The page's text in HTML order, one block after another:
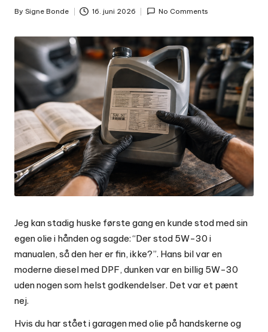
Posted
By Signe Bonde 16. juni 2026 No Comments
Jeg kan stadig huske første gang en kunde stod med sin
egen olie i hånden og sagde: “Der stod 5W-30 i
manualen, så den her er fin, ikke?”. Hans bil var en
moderne diesel med DPF, dunken var en billig 5W-30
uden nogen som helst godkendelser. Det var et pænt
nej.
Hvis du har stået i garagen med olie på handskerne og